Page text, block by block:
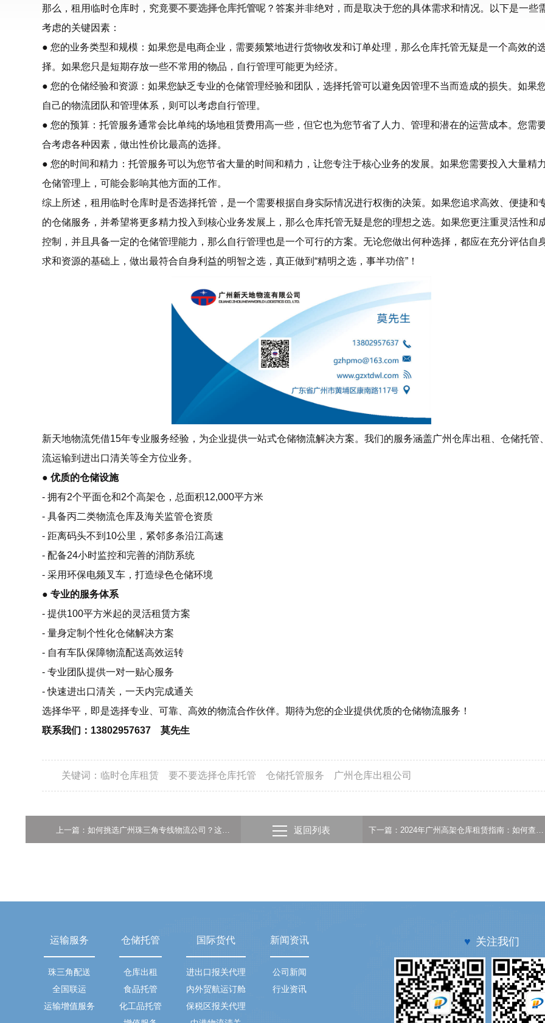
那么，租用临时仓库时，究竟要不要选择仓库托管呢？答案并非绝对，而是取决于您的具体需求和情况。以下是一些
考虑的关键因素：
● 您的业务类型和规模：如果您是电商企业，需要频繁地进行货物收发和订单处理，那么仓库托管无疑是一个高效的
择。如果您只是短期存放一些不常用的物品，自行管理可能更为经济。
● 您的仓储经验和资源：如果您缺乏专业的仓储管理经验和团队，选择托管可以避免因管理不当而造成的损失。如果
自己的物流团队和管理体系，则可以考虑自行管理。
● 您的预算：托管服务通常会比单纯的场地租赁费用高一些，但它也为您节省了人力、管理和潜在的运营成本。您需
合考虑各种因素，做出性价比最高的选择。
● 您的时间和精力：托管服务可以为您节省大量的时间和精力，让您专注于核心业务的发展。如果您需要投入大量精
仓储管理上，可能会影响其他方面的工作。
综上所述，租用临时仓库时是否选择托管，是一个需要根据自身实际情况进行权衡的决策。如果您追求高效、便捷和
的仓储服务，并希望将更多精力投入到核心业务发展上，那么仓库托管无疑是您的理想之选。如果您更注重灵活性和
控制，并且具备一定的仓储管理能力，那么自行管理也是一个可行的方案。无论您做出何种选择，都应在充分评估自
求和资源的基础上，做出最符合自身利益的明智之选，真正做到“精明之选，事半功倍”！
新天地物流凭借15年专业服务经验，为企业提供一站式仓储物流解决方案。我们的服务涵盖广州仓库出租、仓储托管
流运输到进出口清关等全方位业务。
● 优质的仓储设施
- 拥有2个平面仓和2个高架仓，总面积12,000平方米
- 具备丙二类物流仓库及海关监管仓资质
- 距离码头不到10公里，紧邻多条沿江高速
- 配备24小时监控和完善的消防系统
- 采用环保电频叉车，打造绿色仓储环境
● 专业的服务体系
- 提供100平方米起的灵活租赁方案
- 量身定制个性化仓储解决方案
- 自有车队保障物流配送高效运转
- 专业团队提供一对一贴心服务
- 快速进出口清关，一天内完成通关
选择华平，即是选择专业、可靠、高效的物流合作伙伴。期待为您的企业提供优质的仓储物流服务！
联系我们：13802957637 莫先生
关键词： 临时仓库租赁 要不要选择仓库托管 仓储托管服务 广州仓库出租公司
上一篇：如何挑选广州珠三角专线物流公司？这篇攻略不容错过 下一篇：2024年广州高架仓库租赁指南：如何查找出租信息
返回列表
运输服务
珠三角配送
全国联运
运输增值服务
仓储托管
仓库出租
食品托管
化工品托管
国际货代
进出口报关代理
内外贸航运订舱
保税区报关代理
新闻资讯
公司新闻
行业资讯
♥ 关注我们